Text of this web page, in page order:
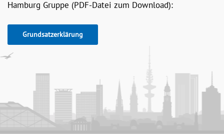
Hamburg Gruppe (PDF-Datei zum Download):
Grundsatzerklärung